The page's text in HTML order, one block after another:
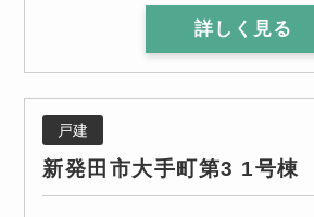
詳しく見る
戸建
新発田市大手町第3 1号棟